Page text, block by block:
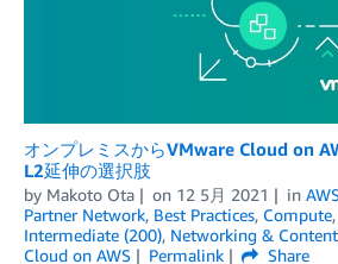
オンプレミスからVMware Cloud on
L2延伸の選択肢
by Makoto Ota on 12 5月 2021 in
Partner Network, Best Practices, Compute,
Intermediate (200), Networking &
Cloud on AWS
Permalink
Share